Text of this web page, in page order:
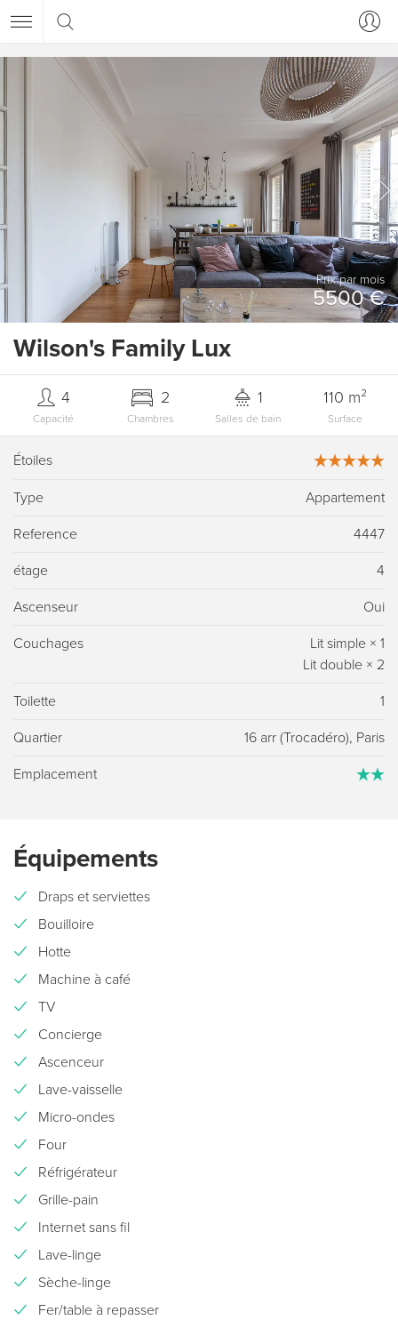
Prix ​​par mois
5500 €
Wilson's Family Lux
Capacité
4
Chambres
2
Salles de bain
1
Surface
110 m²
Étoiles
Type Appartement
Reference 4447
étage 4
Ascenseur Oui
Couchages Lit simple × 1
Lit double × 2
Toilette 1
Quartier 16 arr (Trocadéro), Paris
Emplacement
Équipements
Draps et serviettes
Bouilloire
Hotte
Machine à café
TV
Concierge
Ascenceur
Lave-vaisselle
Micro-ondes
Four
Réfrigérateur
Grille-pain
Internet sans fil
Lave-linge
Sèche-linge
Fer/table à repasser